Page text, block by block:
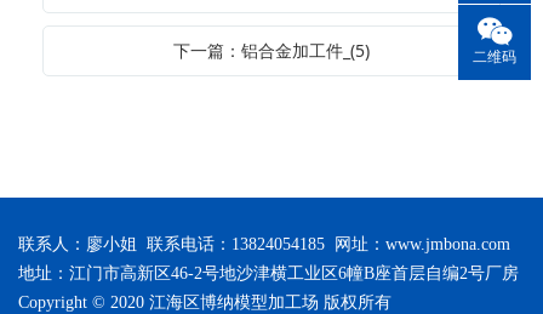
下一篇：铝合金加工件_(5)
联系人：廖小姐 联系电话：13824054185 网址： www.jmbona.com
地址：江门市高新区46-2号地沙津横工业区6幢B座首层自编2号厂房
Copyright © 2020 江海区博纳模型加工场 版权所有
二维码